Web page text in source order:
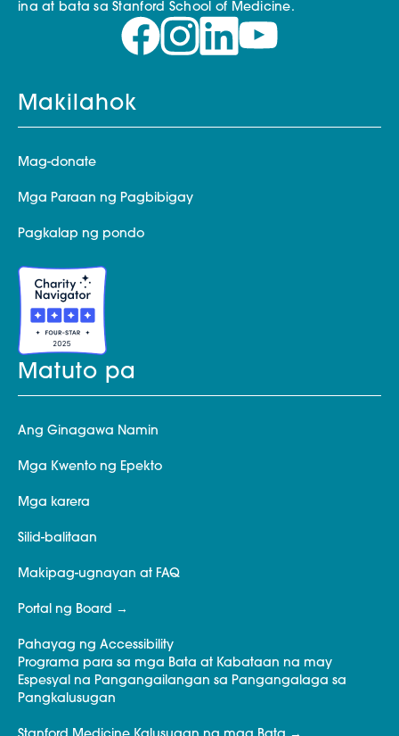
ina at bata sa Stanford School of Medicine.
Makilahok
Mag-donate
Mga Paraan ng Pagbibigay
Pagkalap ng pondo
Matuto pa
Ang Ginagawa Namin
Mga Kwento ng Epekto
Mga karera
Silid-balitaan
Makipag-ugnayan at FAQ
Portal ng Board
Pahayag ng Accessibility
Programa para sa mga Bata at Kabataan na may
Espesyal na Pangangailangan sa Pangangalaga sa
Pangkalusugan